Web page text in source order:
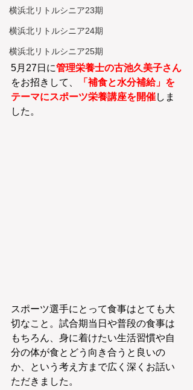
横浜北リトルシニア23期
横浜北リトルシニア24期
横浜北リトルシニア25期
5月27日に管理栄養士の古池久美子さん
をお招きして、
「補食と水分補給」を
テーマにスポーツ栄養講座を開催しま
した。
スポーツ選手にとって食事はとても大
切なこと。試合期当日や普段の食事は
もちろん、身に着けたい生活習慣や自
分の体が食とどう向き合うと良いの
か、という考え方まで広く深くお話い
ただきました。